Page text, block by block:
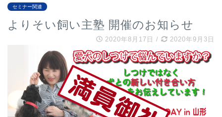
セミナー関連
よりそい飼い主塾 開催のお知らせ
2020年8月17日 / 2020年9月3日